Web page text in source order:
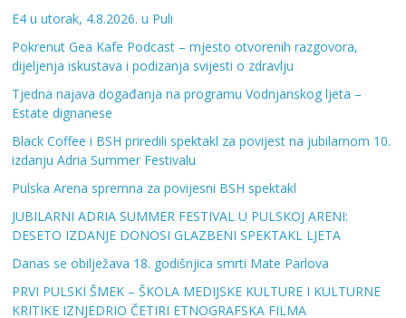
E4 u utorak, 4.8.2026. u Puli
Pokrenut Gea Kafe Podcast – mjesto otvorenih razgovora,
dijeljenja iskustava i podizanja svijesti o zdravlju
Tjedna najava događanja na programu Vodnjanskog ljeta –
Estate dignanese
Black Coffee i BSH priredili spektakl za povijest na jubilarnom 10.
izdanju Adria Summer Festivalu
Pulska Arena spremna za povijesni BSH spektakl
JUBILARNI ADRIA SUMMER FESTIVAL U PULSKOJ ARENI:
DESETO IZDANJE DONOSI GLAZBENI SPEKTAKL LJETA
Danas se obilježava 18. godišnjica smrti Mate Parlova
PRVI PULSKI ŠMEK – ŠKOLA MEDIJSKE KULTURE I KULTURNE
KRITIKE IZNJEDRIO ČETIRI ETNOGRAFSKA FILMA